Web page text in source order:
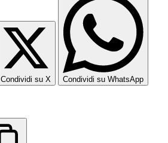
Condividi su X Condividi su WhatsApp